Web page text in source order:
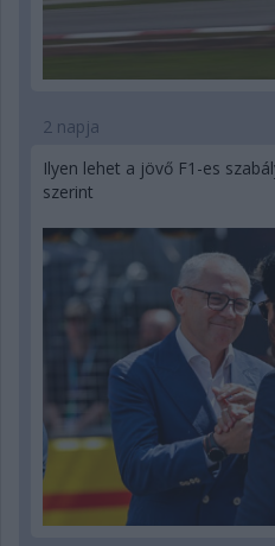
2 napja
Ilyen lehet a jövő F1-es
szerint